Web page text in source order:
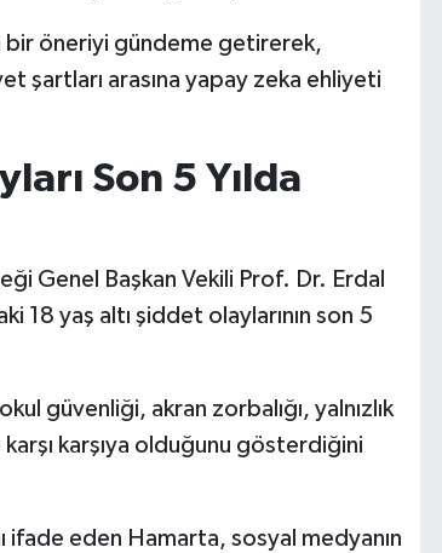
bir öneriyi gündeme getirerek,
şartları arasına yapay zeka ehliyeti
Son 5 Yılda
Genel Başkan Vekili Prof. Dr. Erdal
18 yaş altı şiddet olaylarının son 5
güvenliği, akran zorbalığı, yalnızlık
karşıya olduğunu gösterdiğini
ifade eden Hamarta, sosyal medyanın